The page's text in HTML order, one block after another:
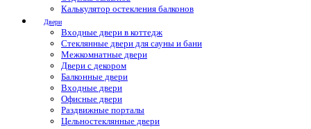
Калькулятор остекления балконов
Двери
Входные двери в коттедж
Стеклянные двери для сауны и бани
Межкомнатные двери
Двери с декором
Балконные двери
Входные двери
Офисные двери
Раздвижные порталы
Цельностеклянные двери